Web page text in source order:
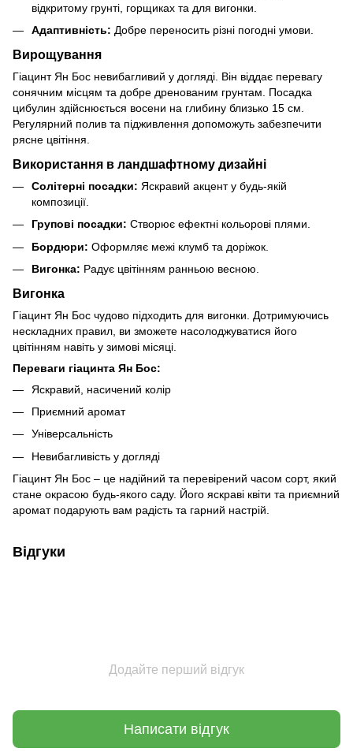
відкритому грунті, горщиках та для вигонки.
Адаптивність: Добре переносить різні погодні умови.
Вирощування
Гіацинт Ян Бос невибагливий у догляді. Він віддає перевагу
сонячним місцям та добре дренованим грунтам. Посадка
цибулин здійснюється восени на глибину близько 15 см.
Регулярний полив та підживлення допоможуть забезпечити
рясне цвітіння.
Використання в ландшафтному дизайні
Солітерні посадки: Яскравий акцент у будь-якій
композиції.
Групові посадки: Створює ефектні кольорові плями.
Бордюри: Оформляє межі клумб та доріжок.
Вигонка: Радує цвітінням ранньою весною.
Вигонка
Гіацинт Ян Бос чудово підходить для вигонки. Дотримуючись
нескладних правил, ви зможете насолоджуватися його
цвітінням навіть у зимові місяці.
Переваги гіацинта Ян Бос:
Яскравий, насичений колір
Приємний аромат
Універсальність
Невибагливість у догляді
Гіацинт Ян Бос – це надійний та перевірений часом сорт, який
стане окрасою будь-якого саду. Його яскраві квіти та приємний
аромат подарують вам радість та гарний настрій.
Відгуки
Додайте перший відгук
Написати відгук